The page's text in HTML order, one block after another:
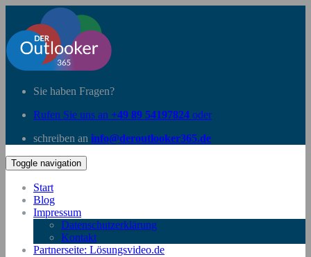
Sie haben Fragen?
Rufen Sie uns an +49 89 54197824 oder
schreiben an info@deroutlooker365.de
Toggle navigation
Start
Blog
Impressum
Datenschutzerklärung
Kontakt
Partnerseite: Lösungsvideo.de